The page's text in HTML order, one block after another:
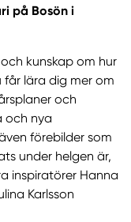
på Bosön i
kunskap om hur
får lära dig mer om
och
och nya
förebilder som
under helgen är,
inspiratörer Hanna
Karlsson